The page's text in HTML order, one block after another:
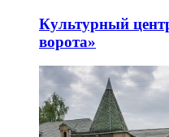
Культурный
ворота»